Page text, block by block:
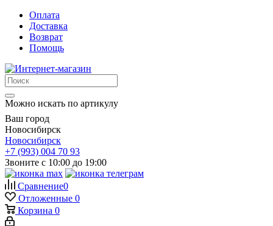
Оплата
Доставка
Возврат
Помощь
Можно искать по артикулу
Ваш город
Новосибирск
Новосибирск
+7 (993) 004 70 93
Звоните с 10:00 до 19:00
Сравнение0
Отложенные 0
Корзина 0